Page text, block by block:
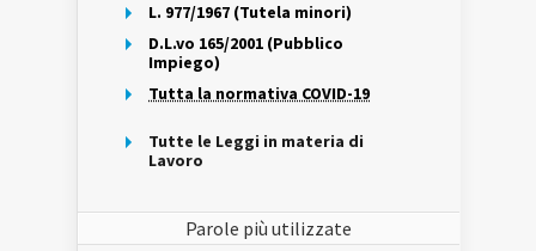
L. 977/1967 (Tutela minori)
D.L.vo 165/2001 (Pubblico
Impiego)
Tutta la normativa COVID-19
Tutte le Leggi in materia di
Lavoro
Parole più utilizzate